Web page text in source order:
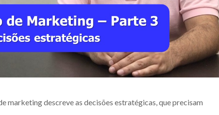
marketing descreve as decisões estratégicas, que precisam